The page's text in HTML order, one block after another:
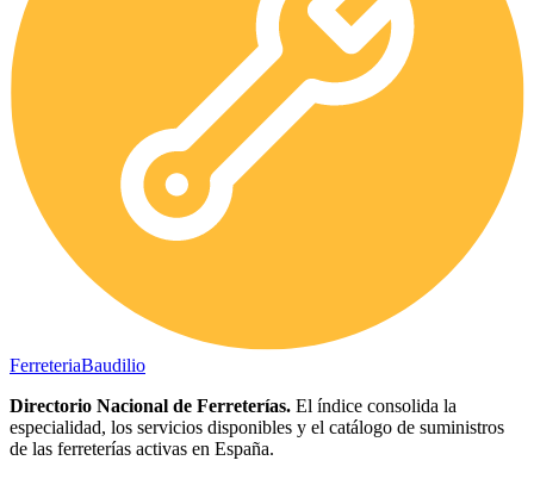
FerreteriaBaudilio
Directorio Nacional de Ferreterías. El índice consolida la
especialidad, los servicios disponibles y el catálogo de suministros
de las ferreterías activas en España.